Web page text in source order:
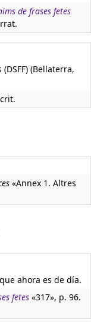
de frases fetes
(Bellaterra,
«Annex 1. Altres
ahora es de día.
fetes «317», p. 96.